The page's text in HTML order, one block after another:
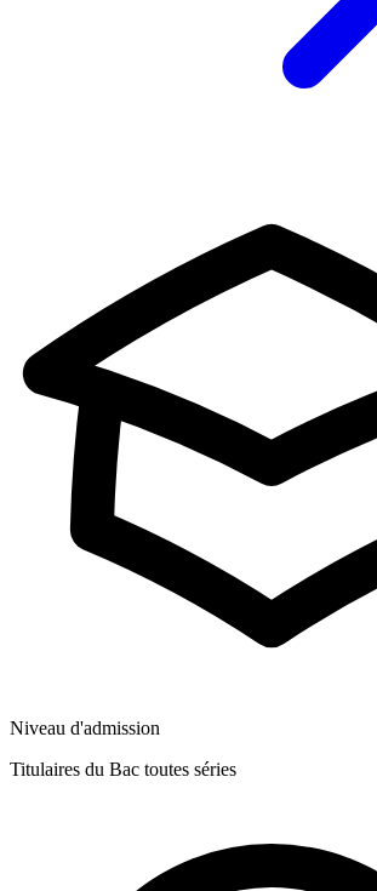
Niveau d'admission
Titulaires du Bac toutes séries